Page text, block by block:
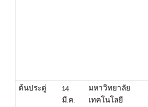
ต้นประดู่
14
มี.ค.
มหาวิทยาลัย
เทคโนโลยี